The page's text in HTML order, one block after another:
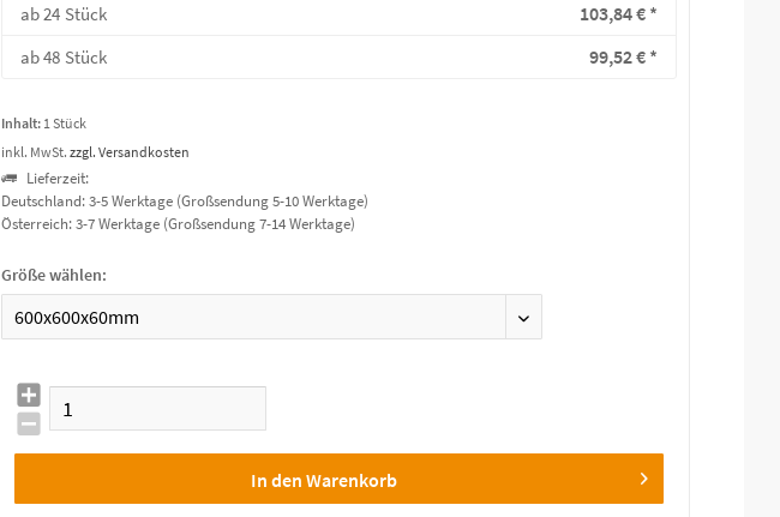
ab24 Stück 103,84 € *
ab48 Stück 99,52 € *
Inhalt: 1 Stück
inkl. MwSt.zzgl. Versandkosten
Lieferzeit:
Deutschland: 3-5 Werktage (Großsendung 5-10 Werktage)
Österreich: 3-7 Werktage (Großsendung 7-14 Werktage)
Größe wählen:
In den Warenkorb